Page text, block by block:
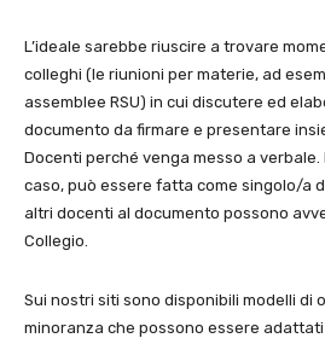
L’ideale sarebbe riuscire a trovare
colleghi (le riunioni per materie, ad
assemblee RSU) in cui discutere ed
documento da firmare e presentare
Docenti perché venga messo a verbale.
caso, può essere fatta come singolo/a
altri docenti al documento possono
Collegio.
Sui nostri siti sono disponibili modelli di
minoranza che possono essere adattati